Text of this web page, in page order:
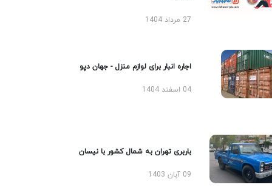
27 مرداد 1404
اجاره انبار برای لوازم منزل - جهان دپو
04 اسفند 1404
باربری تهران به شمال کشور با نیسان
09 آبان 1403